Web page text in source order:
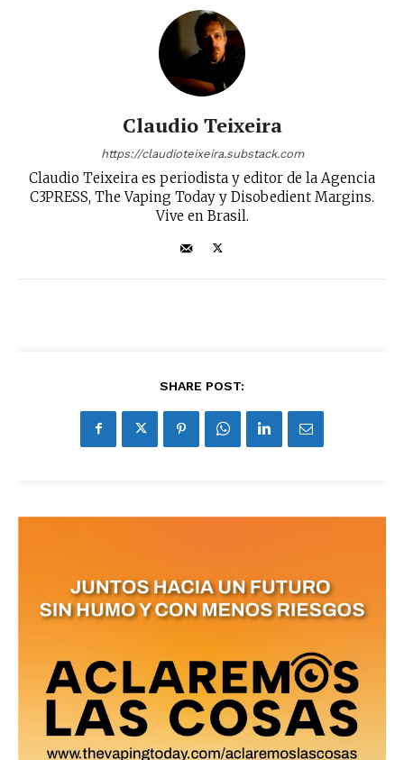
Claudio Teixeira
https://claudioteixeira.substack.com
Claudio Teixeira es periodista y editor de la Agencia
C3PRESS, The Vaping Today y Disobedient Margins.
Vive en Brasil.
SHARE POST: